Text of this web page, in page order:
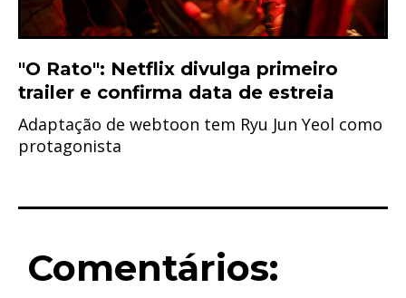
"O Rato": Netflix divulga primeiro
trailer e confirma data de estreia
Adaptação de webtoon tem Ryu Jun Yeol como
protagonista
Comentários: